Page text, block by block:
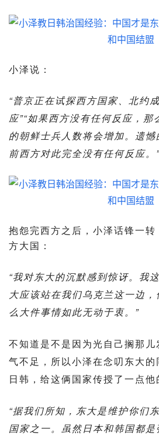
小泽说：
“普京正在试探西方国家、北约
应”“如果西方没有任何反应，
的朝鲜士兵人数将会增加。遗
前西方对此完全没有任何反应。
抱怨完西方之后，小泽话锋一
方大国：
“我对东大的沉默感到惊讶。我
大应该站在我们乌克兰这一边
么大件事情如此无动于衷。”
不知道是不是因为光自己搁那
气不足，所以小泽在念叨东大
日韩，给这俩国家传授了一点他
“据我们所知，东大是维护你们
国家之一。虽然日本和韩国都